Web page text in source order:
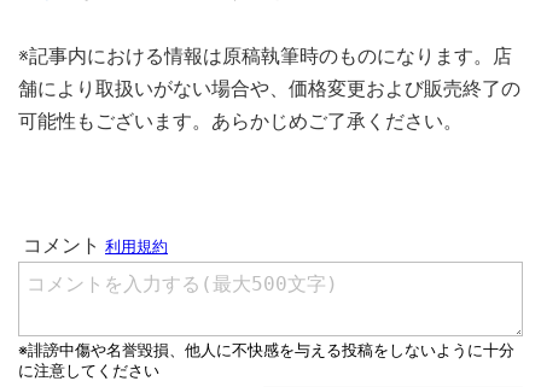
※記事内における情報は原稿執筆時のものになります。店
舗により取扱いがない場合や、価格変更および販売終了の
可能性もございます。あらかじめご了承ください。